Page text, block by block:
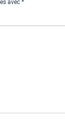
avec *